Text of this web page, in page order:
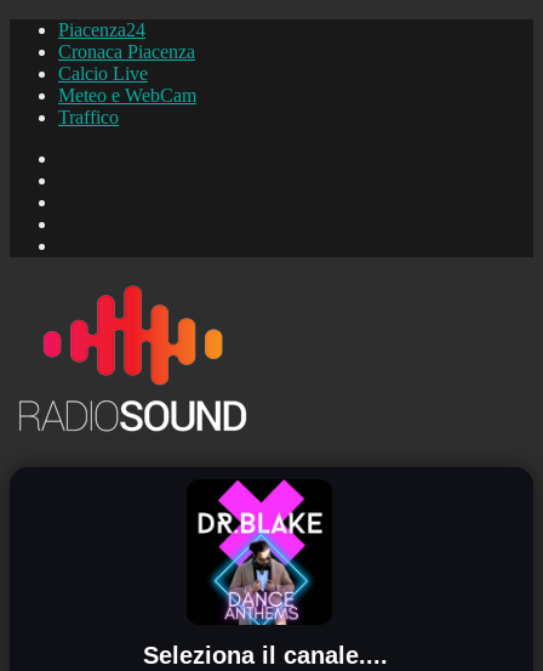
Piacenza24
Cronaca Piacenza
Calcio Live
Meteo e WebCam
Traffico
Seleziona il canale....